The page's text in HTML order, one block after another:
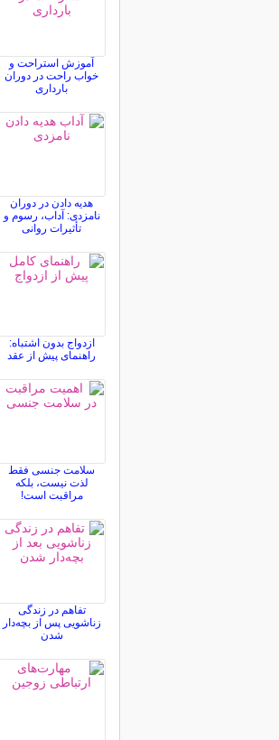
آموزش استراحت و
خواب راحت در دوران
بارداری
هدیه دادن در دوران
نامزدی: آداب، رسوم و
تأثیرات روانی
ازدواج بدون اشتباه:
راهنمای پیش از عقد
سلامت جنسی فقط
لذت نیست، بلکه
مراقبت است!
تفاهم در زندگی
زناشویی پس از بچه‌دار
شدن